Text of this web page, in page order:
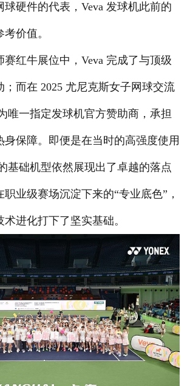
球硬件的代表，Veva 发球机此前的
价值。
牛展位中，Veva 完成了与顶级
；而在 2025 尤尼克斯女子网球交流
唯一指定发球机官方赞助商，承担
身保障。即便是在当时的高强度使用
基础机型依然展现出了卓越的落点
业级赛场沉淀下来的“专业底色”，
进化打下了坚实基础。